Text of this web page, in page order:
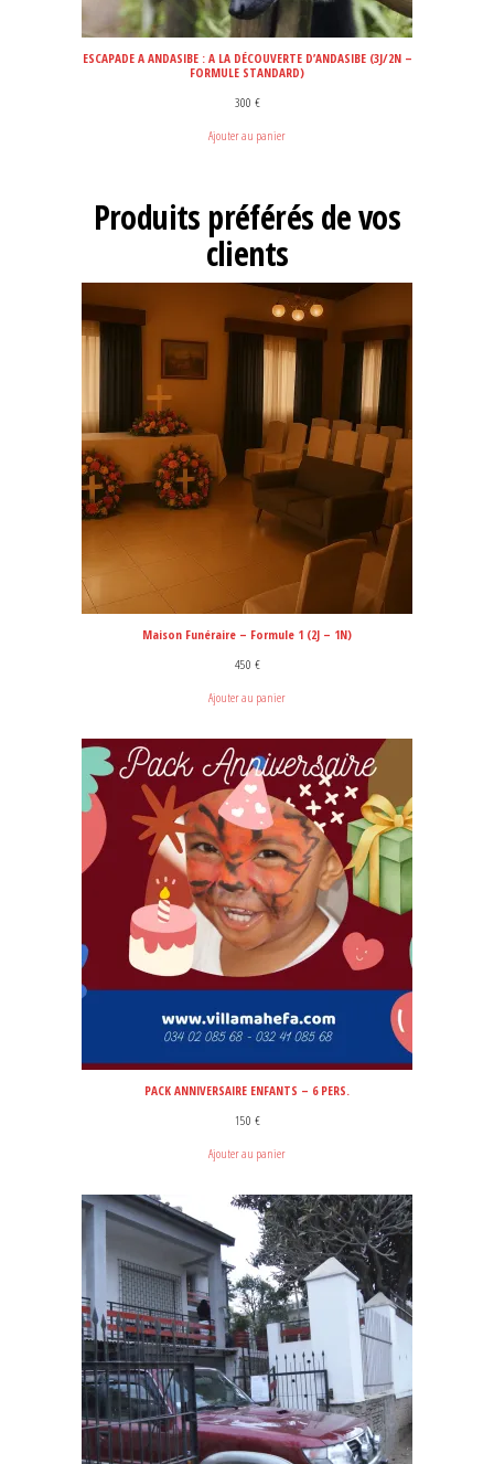
ESCAPADE A ANDASIBE : A LA DÉCOUVERTE D’ANDASIBE (3J/2N –
FORMULE STANDARD)
300 €
Ajouter au panier
Produits préférés de vos
clients
Maison Funéraire – Formule 1 (2J – 1N)
450 €
Ajouter au panier
PACK ANNIVERSAIRE ENFANTS – 6 PERS.
150 €
Ajouter au panier